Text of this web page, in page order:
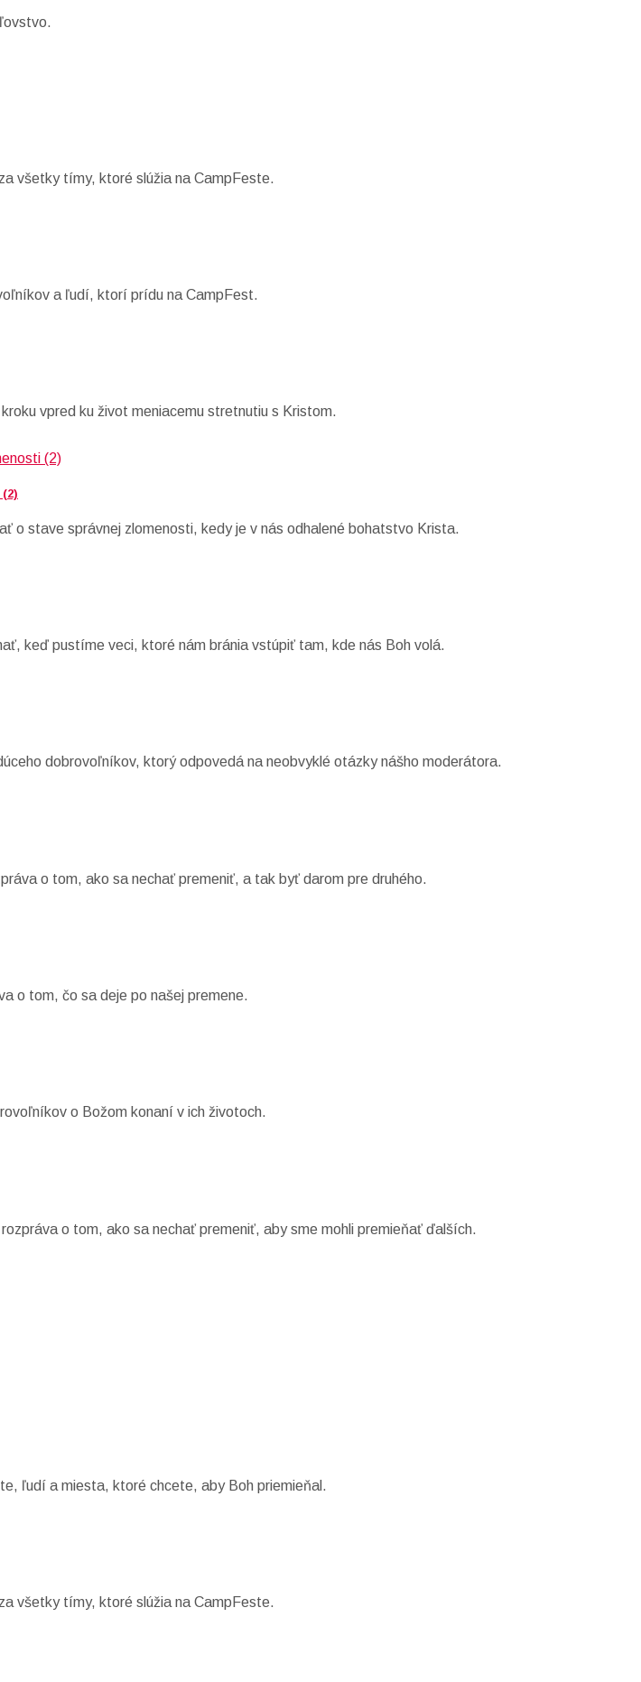
všetky tímy, ktoré slúžia na CampFeste.
a ľudí, ktorí prídu na CampFest.
vpred ku život meniacemu stretnutiu s Kristom.
o stave správnej zlomenosti, kedy je v nás odhalené bohatstvo Krista.
keď pustíme veci, ktoré nám bránia vstúpiť tam, kde nás Boh volá.
dobrovoľníkov, ktorý odpovedá na neobvyklé otázky nášho moderátora.
o tom, ako sa nechať premeniť, a tak byť darom pre druhého.
o tom, čo sa deje po našej premene.
o Božom konaní v ich životoch.
o tom, ako sa nechať premeniť, aby sme mohli premieňať ďalších.
ľudí a miesta, ktoré chcete, aby Boh priemieňal.
všetky tímy, ktoré slúžia na CampFeste.